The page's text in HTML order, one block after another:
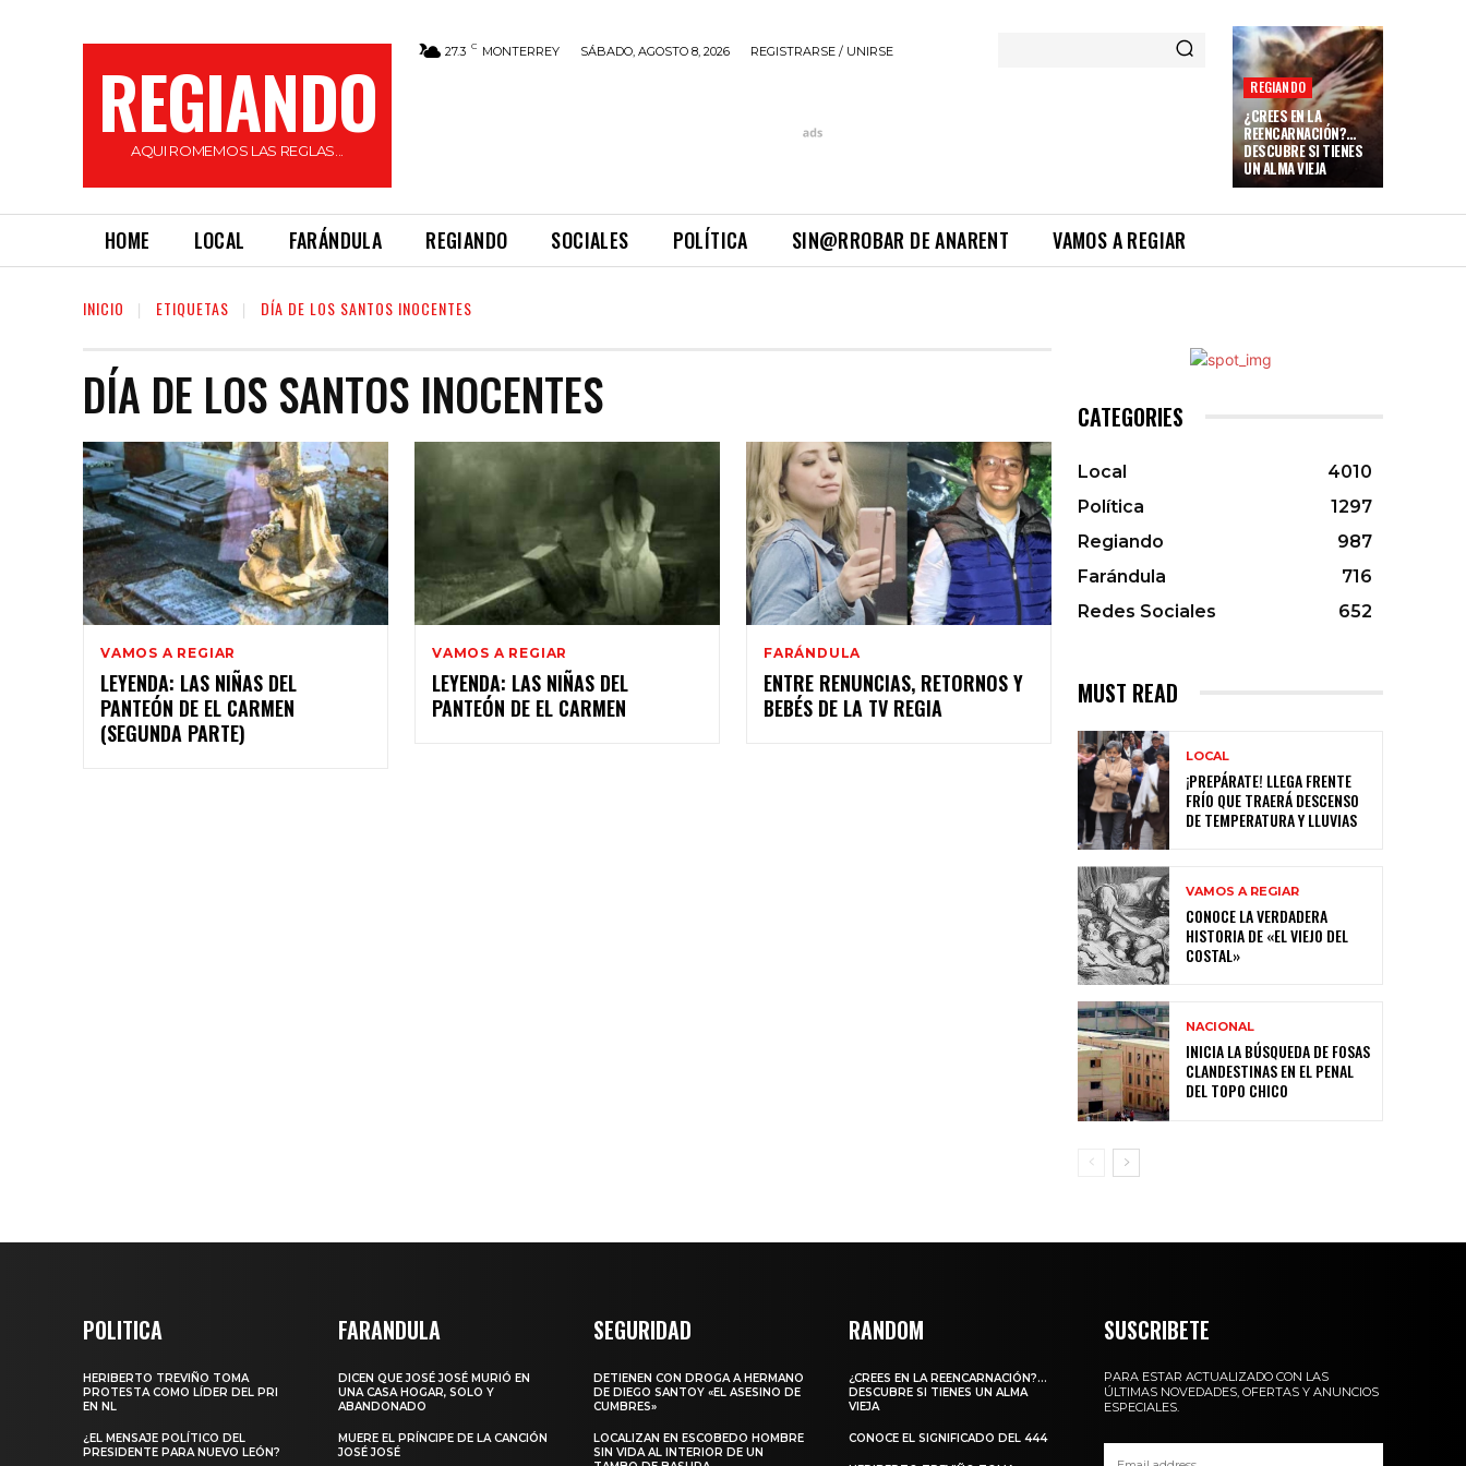
REGIANDO
AQUI ROMEMOS LAS REGLAS...
27.3 C MONTERREY SÁBADO, AGOSTO 8, 2026 REGISTRARSE / UNIRSE
REGIANDO
¿CREES EN LA
REENCARNACIÓN?…
DESCUBRE SI TIENES
UN ALMA VIEJA
HOME LOCAL FARÁNDULA REGIANDO SOCIALES POLÍTICA SIN@RROBAR DE ANARENT VAMOS A REGIAR
INICIO ETIQUETAS DÍA DE LOS SANTOS INOCENTES
DÍA DE LOS SANTOS INOCENTES
VAMOS A REGIAR
LEYENDA: LAS NIÑAS DEL
PANTEÓN DE EL CARMEN
(SEGUNDA PARTE)
VAMOS A REGIAR
LEYENDA: LAS NIÑAS DEL
PANTEÓN DE EL CARMEN
FARÁNDULA
ENTRE RENUNCIAS, RETORNOS Y
BEBÉS DE LA TV REGIA
CATEGORIES
Local
4010
Política
1297
Regiando
987
Farándula
716
Redes Sociales
652
MUST READ
LOCAL
¡PREPÁRATE! LLEGA FRENTE
FRÍO QUE TRAERÁ DESCENSO
DE TEMPERATURA Y LLUVIAS
VAMOS A REGIAR
CONOCE LA VERDADERA
HISTORIA DE «EL VIEJO DEL
COSTAL»
NACIONAL
INICIA LA BÚSQUEDA DE FOSAS
CLANDESTINAS EN EL PENAL
DEL TOPO CHICO
POLITICA
HERIBERTO TREVIÑO TOMA
PROTESTA COMO LÍDER DEL PRI
EN NL
¿EL MENSAJE POLÍTICO DEL
PRESIDENTE PARA NUEVO LEÓN?
FARANDULA
DICEN QUE JOSÉ JOSÉ MURIÓ EN
UNA CASA HOGAR, SOLO Y
ABANDONADO
MUERE EL PRÍNCIPE DE LA CANCIÓN
JOSÉ JOSÉ
SEGURIDAD
DETIENEN CON DROGA A HERMANO
DE DIEGO SANTOY «EL ASESINO DE
CUMBRES»
LOCALIZAN EN ESCOBEDO HOMBRE
SIN VIDA AL INTERIOR DE UN
RANDOM
¿CREES EN LA REENCARNACIÓN?…
DESCUBRE SI TIENES UN ALMA
VIEJA
CONOCE EL SIGNIFICADO DEL 444
SUSCRIBETE
PARA ESTAR ACTUALIZADO CON LAS
ÚLTIMAS NOVEDADES, OFERTAS Y ANUNCIOS
ESPECIALES.